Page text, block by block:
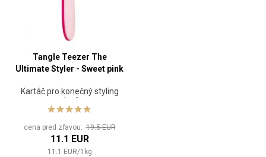
Tangle Teezer The
Ultimate Styler - Sweet pink
Kartáč pro konečný styling
vlasů
cena pred zľavou:19.5 EUR
11.1 EUR
11.1 EUR/1 kg